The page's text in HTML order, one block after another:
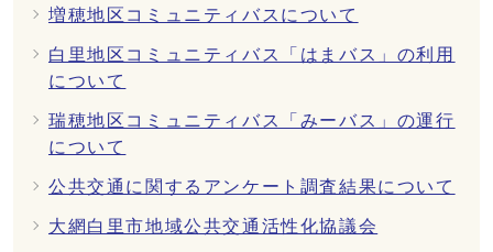
増穂地区コミュニティバスについて
白里地区コミュニティバス「はまバス」の利用
について
瑞穂地区コミュニティバス「みーバス」の運行
について
公共交通に関するアンケート調査結果について
大網白里市地域公共交通活性化協議会